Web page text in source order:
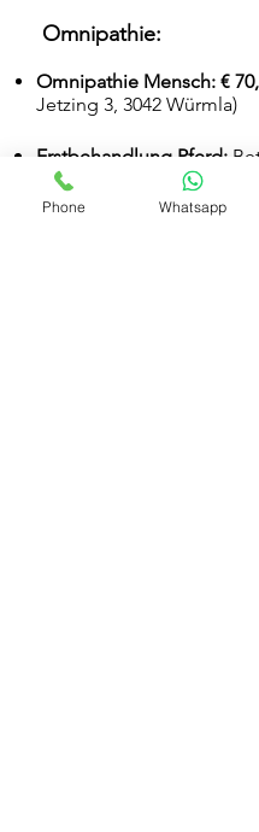
Omnipathie:
Omnipathie Mensch: € 70
Jetzing 3, 3042 Würmla)
Erstbehandlung Pferd:
in der Bewegung,
Check, ausführliche
Phone Whatsapp